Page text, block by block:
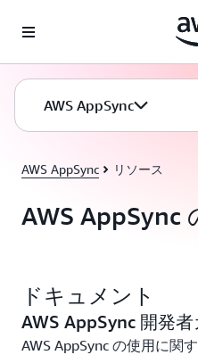
AWS AppSync
AWS AppSync リソース
AWS AppSync
ドキュメント
AWS AppSync 開発者
AWS AppSync の使用に関